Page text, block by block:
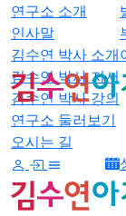
연구소 소개
인사말
김수연 박사 소개
김수연 박사 저서
김수연 박사 강의
연구소 둘러보기
오시는 길